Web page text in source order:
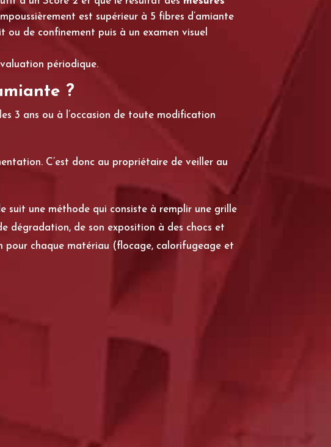
est supérieur à 5 fibres d’amiante
de confinement puis à un examen visuel
périodique.
?
3 ans ou à l’occasion de toute modification
C’est donc au propriétaire de veiller au
suit une méthode qui consiste à remplir une grille
dégradation, de son exposition à des chocs et
pour chaque matériau (flocage, calorifugeage et